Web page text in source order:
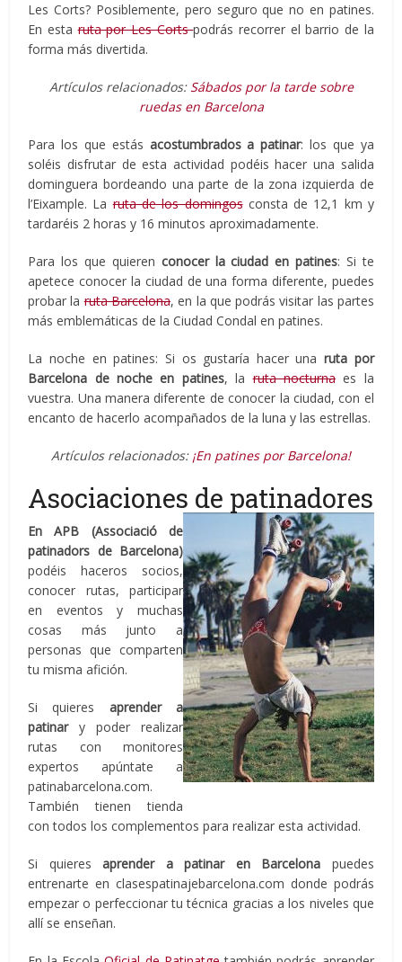
Les Corts? Posiblemente, pero seguro que no en patines.
En estaruta por Les Cortspodrás recorrer el barrio de la
forma más divertida.
Artículos relacionados: Sábados por la tarde sobre
ruedas en Barcelona
Para los que estás acostumbrados a patinar: los que ya
soléis disfrutar de esta actividad podéis hacer una salida
dominguera bordeando una parte de la zona izquierda de
l’Eixample. Laruta de los domingosconsta de 12,1 km y
tardaréis 2 horas y 16 minutos aproximadamente.
Para los que quieren conocer la ciudad en patines: Si te
apetece conocer la ciudad de una forma diferente, puedes
probar laruta Barcelona, en la que podrás visitar las partes
más emblemáticas de la Ciudad Condal en patines.
La noche en patines: Si os gustaría hacer una ruta por
Barcelona de noche en patines, laruta nocturna es la
vuestra. Una manera diferente de conocer la ciudad, con el
encanto de hacerlo acompañados de la luna y las estrellas.
Artículos relacionados: ¡En patines por Barcelona!
Asociaciones de patinadores
En APB (Associació de
patinadors de Barcelona)
podéis haceros socios,
conocer rutas, participar
en eventos y muchas
cosas más junto a
personas que comparten
tu misma afición.
Si quieres aprender a
patinary poder realizar
rutas con monitores
expertos apúntate a
patinabarcelona.com.
También tienen tienda
con todos los complementos para realizar esta actividad.
Si quieresaprender a patinar en Barcelona puedes
entrenarte en clasespatinajebarcelona.com donde podrás
empezar o perfeccionar tu técnica gracias a los niveles que
allí se enseñan.